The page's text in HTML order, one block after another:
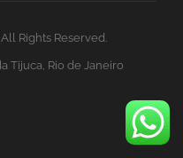
Rights Reserved.
Tijuca, Rio de Janeiro